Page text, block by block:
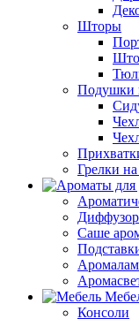
Шторы
Подушки
Грелки
Саше
Консоли